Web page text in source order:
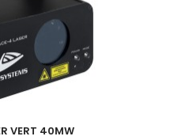
VERT 40MW